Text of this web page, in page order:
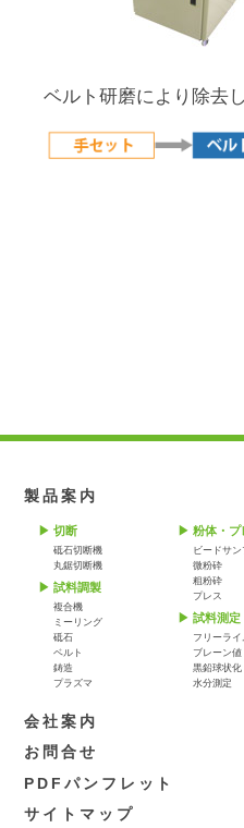
ベルト研磨により除去
製品案内
切断
砥石切断機
丸鋸切断機
試料調製
複合機
ミーリング
砥石
ベルト
鋳造
プラズマ
粉体・プ
ビードサン
微粉砕
粗粉砕
プレス
試料測定
フリーライ
ブレーン値
黒鉛球状化
水分測定
会社案内
お問合せ
PDFパンフレット
サイトマップ